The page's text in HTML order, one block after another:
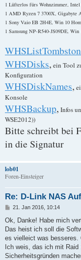
1 Lüfterlos fürs Wohnzimmer,
1 AMD Ryzen 7 3700X, Gigabyte
1 Sony Vaio EB 2H4E, Win 10
1 Samsung NP-R540-JS09DE, Win
WHSDisks, ein Tool
Konfiguration
WHSDiskNames,
Konsole
WHSBackup, Infos
WSE2012))
Bitte schreibt bei
in die Signatur
lob01
Foren-Einsteiger
Re: D-Link NAS
B
i
r
a
21. Jan 2016, 10:14
Ok, Danke! Habe mich
Das heist ich soll die
es vielleict was besseres.
Ich weis, das ich mit
Sicherheitsgründen